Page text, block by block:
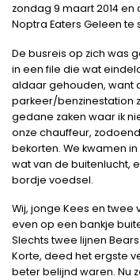
zondag 9 maart 2014
Noptra Eaters Geleen te
De busreis op zich was
in een file die wat
aldaar gehouden, want
parkeer/benzinestation
gedane zaken waar ik
onze chauffeur,
bekorten. We kwamen
wat van de buitenlucht,
bordje voedsel.
Wij, jonge Kees en
even op een bankje
Slechts twee lijnen
Korte, deed het ergste
beter belijnd waren. Nu